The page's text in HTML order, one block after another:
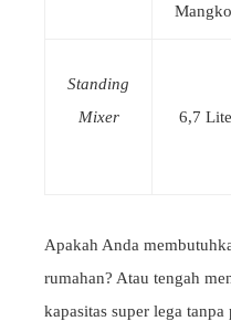
Standing
Mixer
6,7
Apakah Anda
rumahan? Atau tengah
kapasitas super lega